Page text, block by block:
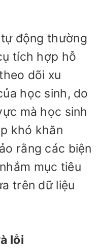
động thường
tích hợp hỗ
dõi xu
học sinh, do
mà học sinh
khó khăn
rằng các biện
mục tiêu
trên dữ liệu
lỗi